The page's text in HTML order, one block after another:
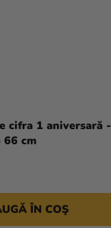
cifra 1 aniversară -
66 cm
ÎN COŞ